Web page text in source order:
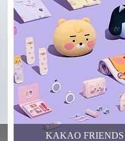
KAKAO FRIENDS